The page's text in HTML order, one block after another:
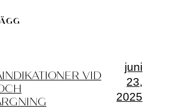
VID
juni
23,
2025